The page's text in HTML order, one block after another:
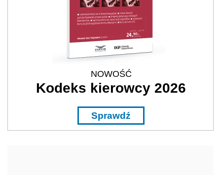
NOWOŚĆ
Kodeks kierowcy 2026
Sprawdź